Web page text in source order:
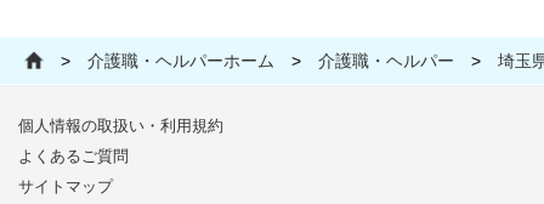
> 介護職・ヘルパーホーム > 介護職・ヘルパー > 埼玉
個人情報の取扱い・利用規約
よくあるご質問
サイトマップ